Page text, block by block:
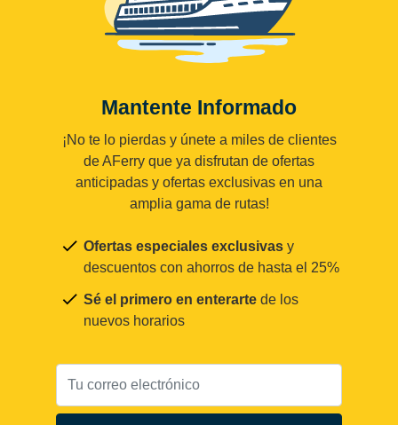
Mantente Informado
¡No te lo pierdas y únete a miles de clientes
de AFerry que ya disfrutan de ofertas
anticipadas y ofertas exclusivas en una
amplia gama de rutas!
Ofertas especiales exclusivas y
descuentos con ahorros de hasta el 25%
Sé el primero en enterarte de los
nuevos horarios